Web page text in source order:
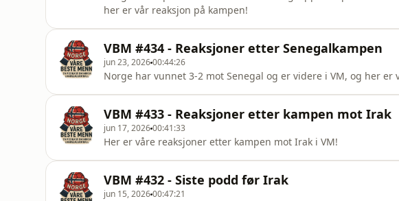
her er vår reaksjon på kampen!
VBM #434 - Reaksjoner etter Senegalkampen
jun 23, 202600:44:26
Norge har vunnet 3-2 mot Senegal og er videre i VM, og her er
VBM #433 - Reaksjoner etter kampen mot Irak
jun 17, 202600:41:33
Her er våre reaksjoner etter kampen mot Irak i VM!
VBM #432 - Siste podd før Irak
jun 15, 202600:47:21